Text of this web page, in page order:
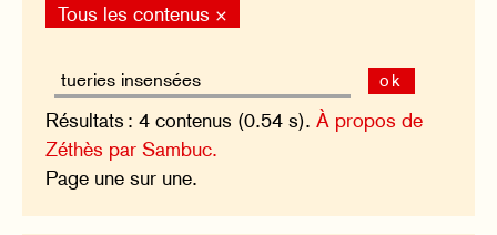
Tous les contenus ×
ok
Résultats : 4 contenus (0.54 s).À propos de
Zéthès par Sambuc.
Page une sur une.